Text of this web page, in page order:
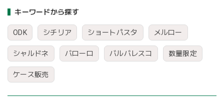
キーワードから探す
ODK シチリア ショートパスタ メルロー
シャルドネ バローロ バルバレスコ 数量限定
ケース販売